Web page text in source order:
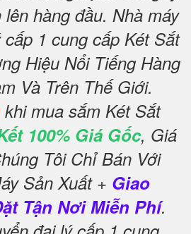
hàng đầu. Nhà máy
1 cung cấp Két Sắt
Hiệu Nổi Tiếng Hàng
Và Trên Thế Giới.
khi mua sắm Két Sắt
100% Giá Gốc, Giá
Tôi Chỉ Bán Với
Sản Xuất + Giao
Tận Nơi Miễn Phí.